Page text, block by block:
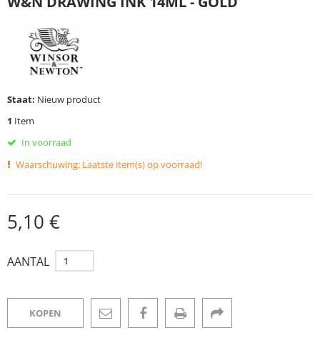
Staat: Nieuw product
1 Item
In voorraad
Waarschuwing: Laatste item(s) op voorraad!
5,10 €
AANTAL
KOPEN